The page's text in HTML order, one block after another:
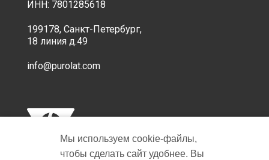
ИНН: 7801285618
199178, Санкт-Петербург,
18 линия д.49
info@purolat.com
Мы используем cookie‑файлы,
чтобы сделать сайт удобнее. Вы